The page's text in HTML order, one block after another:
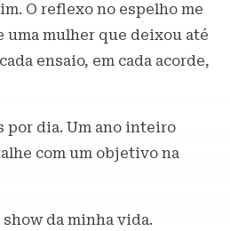
O reflexo no espelho me
uma mulher que deixou até
ensaio, em cada acorde,
por dia. Um ano inteiro
com um objetivo na
show da minha vida.